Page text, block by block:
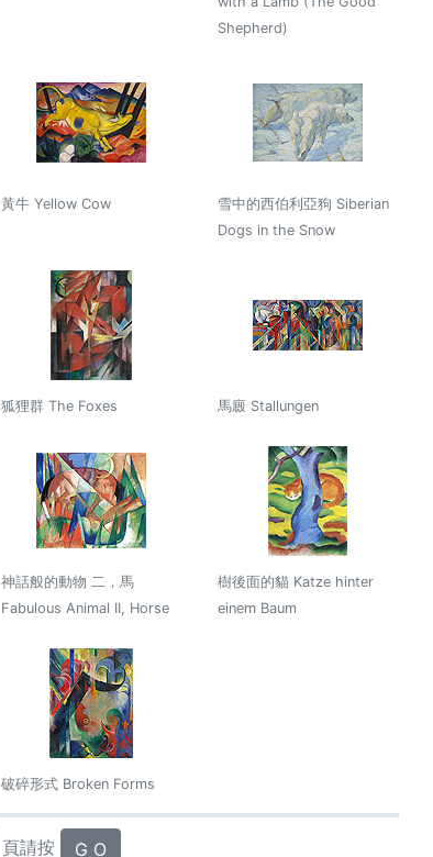
Shepherd)
黃牛 Yellow Cow
雪中的西伯利亞狗 Siberian
Dogs in the Snow
狐狸群 The Foxes 馬廄 Stallungen
神話般的動物 二，馬
Fabulous Animal II, Horse
樹後面的貓 Katze hinter
einem Baum
破碎形式 Broken Forms
頁請按 G O